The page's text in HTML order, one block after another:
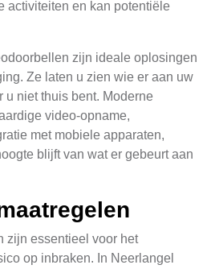
activiteiten en kan potentiële
zijn ideale oplosingen
Ze laten u zien wie er aan uw
u niet thuis bent. Moderne
video-opname,
met mobiele apparaten,
blijft van wat er gebeurt aan
zijn essentieel voor het
op inbraken. In Neerlangel